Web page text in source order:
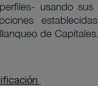
usando sus
de Capitales.